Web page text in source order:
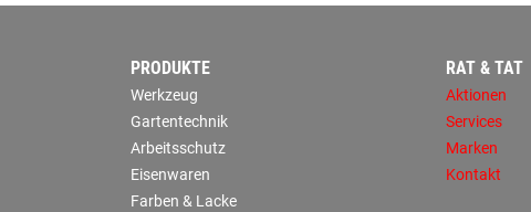
PRODUKTE
Werkzeug
Gartentechnik
Arbeitsschutz
Eisenwaren
Farben & Lacke
RAT & TAT
Aktionen
Services
Marken
Kontakt